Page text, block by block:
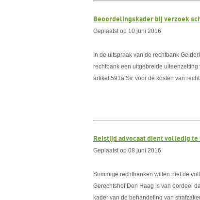
Beoordelingskader bij verzoek
Geplaatst op 10 juni 2016
In de uitspraak van de rechtbank
rechtbank een uitgebreide
artikel 591a Sv. voor de kosten van
Reistijd advocaat dient volledig
Geplaatst op 08 juni 2016
Sommige rechtbanken willen niet de
Gerechtshof Den Haag is van oordeel
kader van de behandeling van